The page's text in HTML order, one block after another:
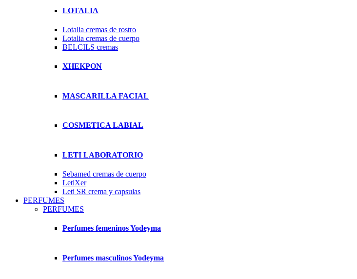
LOTALIA
Lotalia cremas de rostro
Lotalia cremas de cuerpo
BELCILS cremas
XHEKPON
MASCARILLA FACIAL
COSMETICA LABIAL
LETI LABORATORIO
Sebamed cremas de cuerpo
LetiXer
Leti SR crema y capsulas
PERFUMES
PERFUMES
Perfumes femeninos Yodeyma
Perfumes masculinos Yodeyma